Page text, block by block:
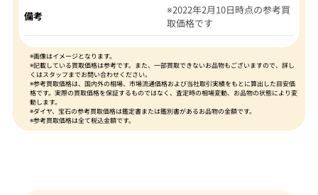
備考
※2022年2月10日時点の参考買
取価格です
※画像はイメージとなります。
※記載している買取価格は参考です。また、一部買取できないお品物もございますので、詳し
くはスタッフまでお問い合わせください。
※参考買取価格は、国内外の相場、市場流通価格および当社取引実績をもとに算出した目安価
格です。実際の買取価格を保証するものではなく、査定時の相場変動、お品物の状態により変
動します。
※ダイヤ、宝石の参考買取価格は鑑定書または鑑別書があるお品物の金額です。
※参考買取価格は全て税込金額です。